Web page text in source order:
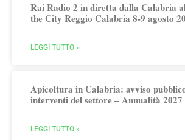
Rai Radio 2 in diretta dalla Calabria
the City Reggio Calabria 8-9 agosto
LEGGI TUTTO »
Apicoltura in Calabria: avviso
interventi del settore – Annualità 2027
LEGGI TUTTO »